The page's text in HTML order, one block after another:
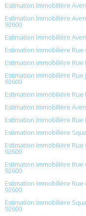
Estimation immobilière
Estimation immobilière
92600
Estimation immobilière
Estimation immobilière
Estimation immobilière
Estimation immobilière
92600
Estimation immobilière
Estimation immobilière
Estimation immobilière
Estimation immobilière
Estimation immobilière
92600
Estimation immobilière Rue
92600
Estimation immobilière
92600
Estimation immobilière
92600